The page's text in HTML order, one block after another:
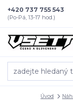
+420 737 755 543
(Po-Pá, 13-17 hod.)
Úvod